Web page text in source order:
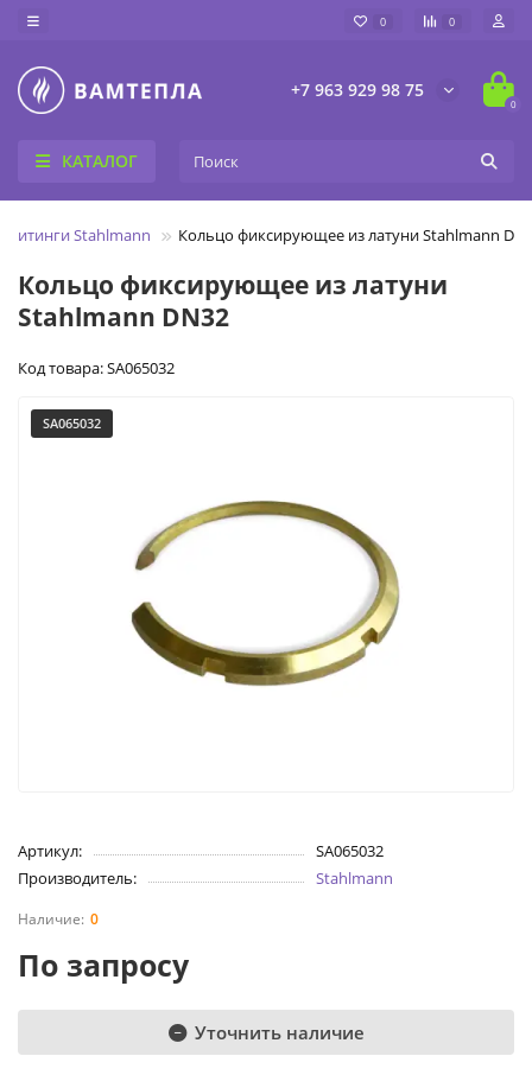
0 0
+7 963 929 98 75
0
КАТАЛОГ
Фитинги Stahlmann Кольцо фиксирующее из латуни Stahlmann
Кольцо фиксирующее из латуни
Stahlmann DN32
Код товара: SA065032
SA065032
Артикул:
SA065032
Производитель:
Stahlmann
0
По запросу
Уточнить наличие